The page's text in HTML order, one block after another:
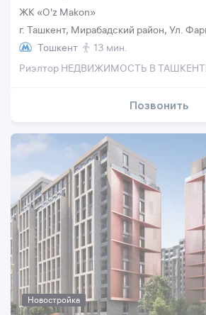
ЖК «O'z Makon»
г. Ташкент, Мирабадский район, Ул.
Тошкент
13 мин.
Риэлтор НЕДВИЖИМОСТЬ В
Позвонить
Новостройка